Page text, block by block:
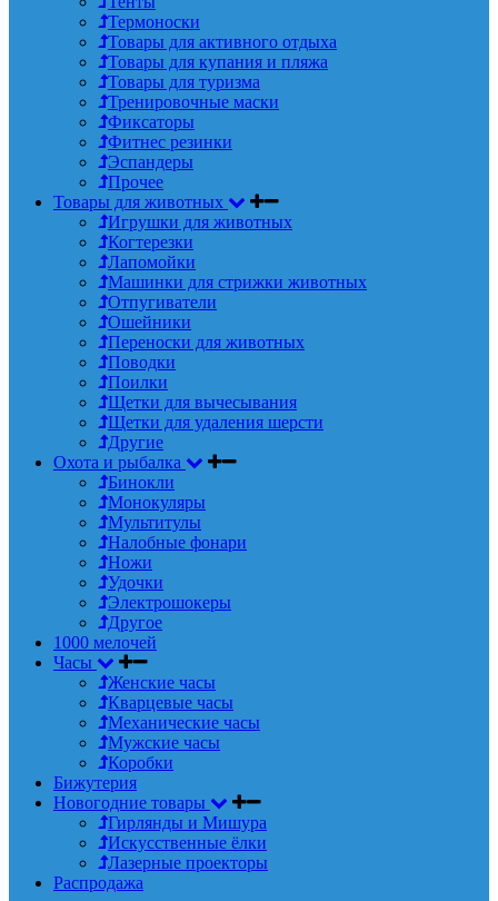
Термоноски
Товары для активного отдыха
Товары для купания и пляжа
Товары для туризма
Тренировочные маски
Фиксаторы
Фитнес резинки
Эспандеры
Прочее
Товары для животных
Игрушки для животных
Когтерезки
Лапомойки
Машинки для стрижки животных
Отпугиватели
Ошейники
Переноски для животных
Поводки
Поилки
Щетки для вычесывания
Щетки для удаления шерсти
Другие
Охота и рыбалка
Бинокли
Монокуляры
Мультитулы
Налобные фонари
Ножи
Удочки
Электрошокеры
Другое
1000 мелочей
Часы
Женские часы
Кварцевые часы
Механические часы
Мужские часы
Коробки
Бижутерия
Новогодние товары
Гирлянды и Мишура
Искусственные ёлки
Лазерные проекторы
Распродажа